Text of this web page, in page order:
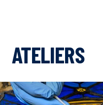
ATELIERS